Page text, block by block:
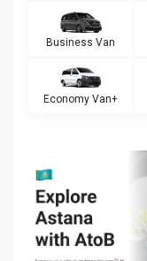
Business Van
Economy Van+